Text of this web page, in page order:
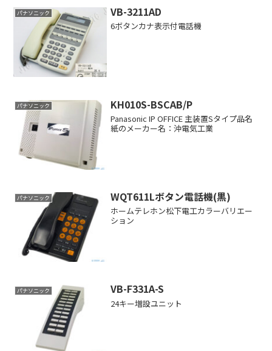
パナソニック VB-3211AD
6ボタンカナ表示付電話機
パナソニック KH010S-BSCAB/P
Panasonic IP OFFICE 主装置Sタイプ品名
紙のメーカー名：沖電気工業
パナソニック WQT611Lボタン電話機(黒)
ホームテレホン松下電工カラーバリエー
ション
パナソニック VB-F331A-S
24キー増設ユニット